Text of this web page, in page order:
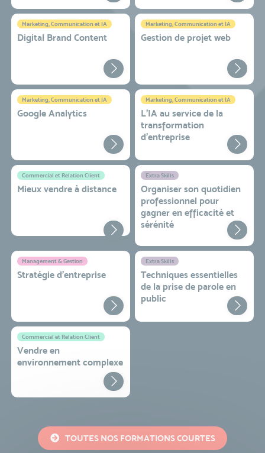
Marketing, Communication et IA
Digital Brand Content
Marketing, Communication et IA
Gestion de projet web
Marketing, Communication et IA
Google Analytics
Marketing, Communication et IA
L'IA au service de la
transformation
d'entreprise
Commercial et Relation Client
Mieux vendre à distance
Extra Skills
Organiser son quotidien
professionnel pour
gagner en efficacité et
sérénité
Management & Gestion
Stratégie d’entreprise
Extra Skills
Techniques essentielles
de la prise de parole en
public
Commercial et Relation Client
Vendre en
environnement complexe
TOUTES NOS FORMATIONS COURTES